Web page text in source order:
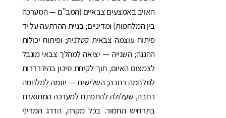
האויב באמצעים צבאיים (המב"ם — המערכה
בין המלחמות) ומדיניים; בניית ההרתעה על יד
פיתוח עוצמה צבאית קטלנית; ופיתוח יכולות
ההגנה; השנייה — יציאה למהלך צבאי מוגבל
לצמצום האיום, תוך לקיחת סיכון בהידרדרות
למלחמה רחבה; השלישית — יוזמה למלחמה
רחבה, שעלולה להתפתח למערכה המתוארת
בתרחיש החמור. בכל מקרה, הדרג המדיני